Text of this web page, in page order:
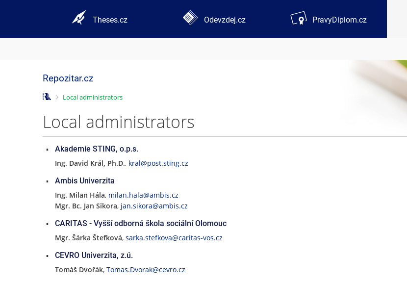
Theses.cz Odevzdej.cz PravyDiplom.cz
Repozitar.cz
>Local administrators
Local administrators
Akademie STING, o.p.s.
Ing. David Král, Ph.D., kral@post.sting.cz
Ambis Univerzita
Ing. Milan Hála, milan.hala@ambis.cz
Mgr. Bc. Jan Sikora, jan.sikora@ambis.cz
CARITAS - Vyšší odborná škola sociální Olomouc
Mgr. Šárka Štefková, sarka.stefkova@caritas-vos.cz
CEVRO Univerzita, z.ú.
Tomáš Dvořák, Tomas.Dvorak@cevro.cz